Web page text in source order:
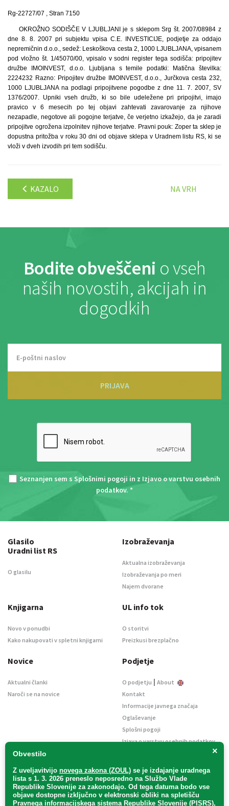
Rg-22727/07 , Stran 7150
OKROŽNO SODIŠČE V LJUBLJANI je s sklepom Srg št. 2007/08984 z
dne 8. 8. 2007 pri subjektu vpisa C.E. INVESTICIJE, podjetje za oddajo
nepremičnin d.o.o., sedež: Leskoškova cesta 2, 1000 LJUBLJANA, vpisanem
pod vložno št. 1/45070/00, vpisalo v sodni register tega sodišča: pripojitev
družbe IMOINVEST, d.o.o. Ljubljana s temile podatki: Matična številka:
2224232 Razno: Pripojitev družbe IMOINVEST, d.o.o., Jurčkova cesta 232,
1000 LJUBLJANA na podlagi pripojitvene pogodbe z dne 11. 7. 2007, SV
1376/2007. Upniki vseh družb, ki so bile udeležene pri pripojitvi, imajo
pravico v 6 mesecih po tej objavi zahtevati zavarovanje za njihove
nezapadle, negotove ali pogojne terjatve, če verjetno izkažejo, da je zaradi
pripojitve ogrožena izpolnitev njihove terjatve. Pravni pouk: Zoper ta sklep je
dopustna pritožba v roku 30 dni od objave sklepa v Uradnem listu RS, ki se
vloži v dveh izvodih pri tem sodišču.
KAZALO NA VRH
Bodite obveščeni o vseh
naših novostih, akcijah in
dogodkih
PRIJAVA
Seznanjen sem s Splošnimi pogoji in z Izjavo o varstvu osebnih
podatkov. *
×
Obvestilo
Z uveljavitvijo novega zakona (ZOUL) se je izdajanje uradnega
lista s 1. 3. 2026 preneslo neposredno na Službo Vlade
Republike Slovenije za zakonodajo. Od tega datuma bodo vse
objave dostopne izključno v elektronski obliki na spletišču
Pravnega informacijskega sistema Republike Slovenije (PISRS),
Glasilo
Uradni list RS
O glasilu
Izobraževanja
Aktualna izobraževanja
Izobraževanja po meri
Najem dvorane
Knjigarna
Novo v ponudbi
Kako nakupovati v spletni knjigarni
UL info tok
O storitvi
Preizkusi brezplačno
Novice
Aktualni članki
Naroči se na novice
Podjetje
O podjetju | About
Kontakt
Informacije javnega značaja
Oglaševanje
Splošni pogoji
Izjava o varstvu osebnih podatkov